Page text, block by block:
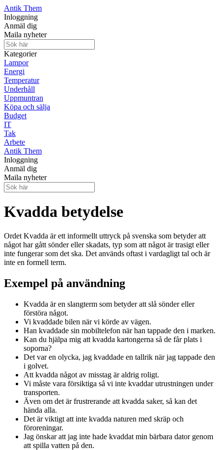
Antik Them
Inloggning
Anmäl dig
Maila nyheter
Kategorier
Lampor
Energi
Temperatur
Underhåll
Uppmuntran
Köpa och sälja
Budget
IT
Tak
Arbete
Antik Them
Inloggning
Anmäl dig
Maila nyheter
Kvadda betydelse
Ordet Kvadda är ett informellt uttryck på svenska som betyder att
något har gått sönder eller skadats, typ som att något är trasigt eller
inte fungerar som det ska. Det används oftast i vardagligt tal och är
inte en formell term.
Exempel på användning
Kvadda är en slangterm som betyder att slå sönder eller
förstöra något.
Vi kvaddade bilen när vi körde av vägen.
Han kvaddade sin mobiltelefon när han tappade den i marken.
Kan du hjälpa mig att kvadda kartongerna så de får plats i
soporna?
Det var en olycka, jag kvaddade en tallrik när jag tappade den
i golvet.
Att kvadda något av misstag är aldrig roligt.
Vi måste vara försiktiga så vi inte kvaddar utrustningen under
transporten.
Även om det är frustrerande att kvadda saker, så kan det
hända alla.
Det är viktigt att inte kvadda naturen med skräp och
föroreningar.
Jag önskar att jag inte hade kvaddat min bärbara dator genom
att spilla vatten på den.